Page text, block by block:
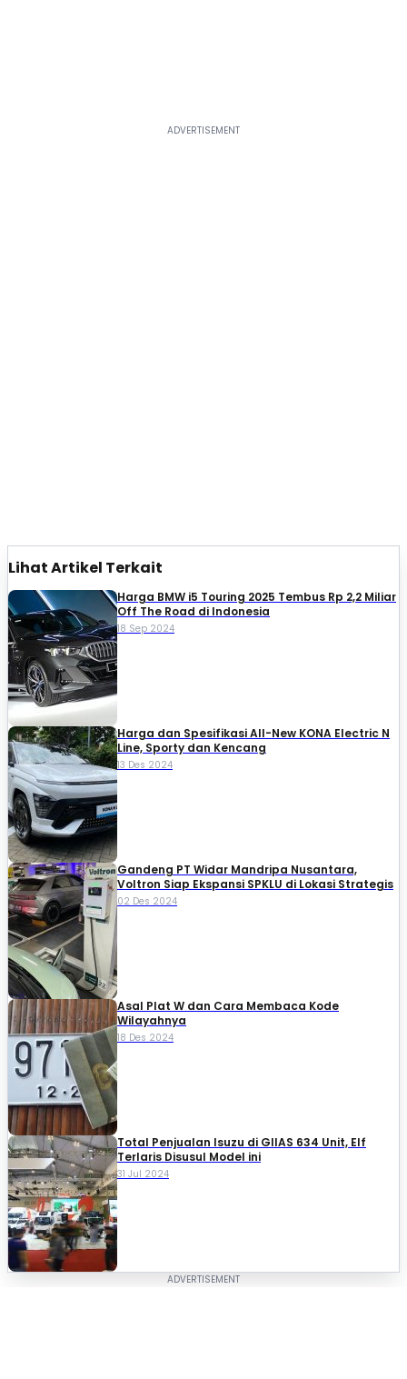
Lihat Artikel Terkait
Harga BMW i5 Touring 2025 Tembus Rp 2,2 Miliar
Off The Road di Indonesia
18 Sep 2024
Harga dan Spesifikasi All-New KONA Electric N
Line, Sporty dan Kencang
13 Des 2024
Gandeng PT Widar Mandripa Nusantara,
Voltron Siap Ekspansi SPKLU di Lokasi Strategis
02 Des 2024
Asal Plat W dan Cara Membaca Kode
Wilayahnya
18 Des 2024
Total Penjualan Isuzu di GIIAS 634 Unit, Elf
Terlaris Disusul Model ini
31 Jul 2024